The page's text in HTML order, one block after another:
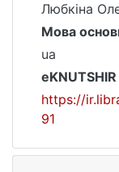
Любкіна
Мова
ua
eKNUTSHIR
https://
91